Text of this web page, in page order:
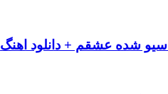
شده عشقم + دانلود اهنگ